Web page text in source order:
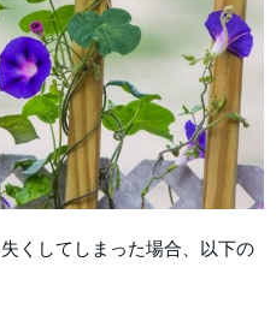
くしてしまった場合、以下の